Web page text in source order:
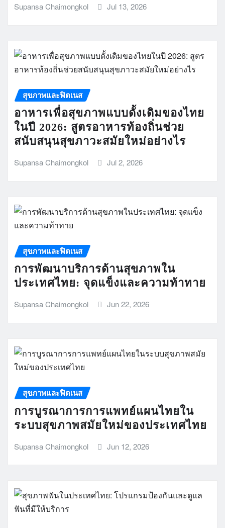
Supansa Chaimongkol Jul 13, 2026
สุขภาพและฟิตเนส
อาหารเพื่อสุขภาพแบบดั้งเดิมของไทย
ในปี 2026: สูตรอาหารท้องถิ่นช่วย
สนับสนุนสุขภาวะสมัยใหม่อย่างไร
Supansa Chaimongkol Jul 2, 2026
สุขภาพและฟิตเนส
การพัฒนาบริการด้านสุขภาพใน
ประเทศไทย: จุดแข็งและความท้าทาย
Supansa Chaimongkol Jun 22, 2026
สุขภาพและฟิตเนส
การบูรณาการการแพทย์แผนไทยใน
ระบบสุขภาพสมัยใหม่ของประเทศไทย
Supansa Chaimongkol Jun 12, 2026